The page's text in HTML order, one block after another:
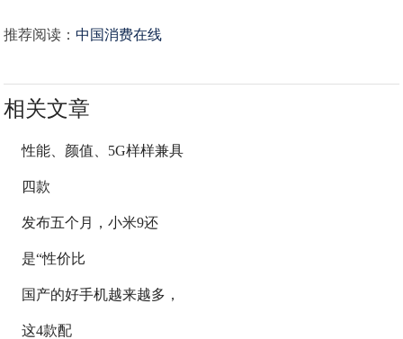
推荐阅读：中国消费在线
相关文章
性能、颜值、5G样样兼具
四款
发布五个月，小米9还
是“性价比
国产的好手机越来越多，
这4款配